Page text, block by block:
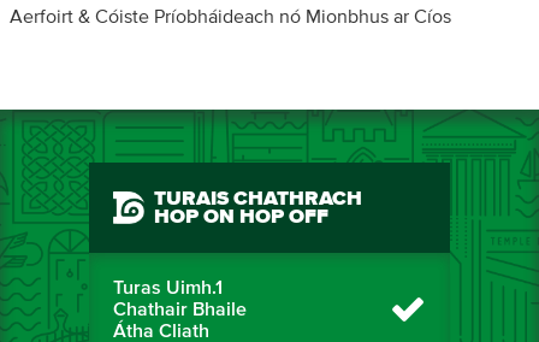
Aerfoirt & Cóiste Príobháideach nó Mionbhus ar Cíos
TURAIS CHATHRACH
HOP ON HOP OFF
Turas Uimh.1
Chathair Bhaile
Átha Cliath